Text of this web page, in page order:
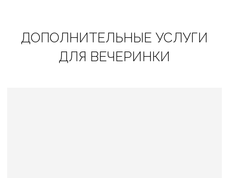
ДОПОЛНИТЕЛЬНЫЕ УСЛУГИ
ДЛЯ ВЕЧЕРИНКИ